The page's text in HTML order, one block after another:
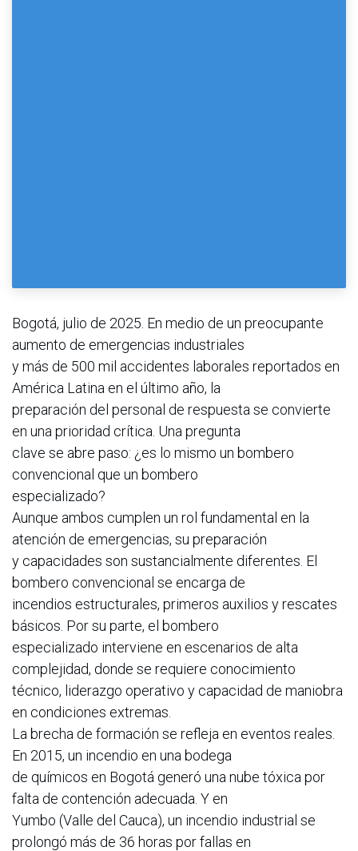
Bogotá, julio de 2025. En medio de un preocupante
aumento de emergencias industriales
y más de 500 mil accidentes laborales reportados en
América Latina en el último año, la
preparación del personal de respuesta se convierte
en una prioridad crítica. Una pregunta
clave se abre paso: ¿es lo mismo un bombero
convencional que un bombero
especializado?
Aunque ambos cumplen un rol fundamental en la
atención de emergencias, su preparación
y capacidades son sustancialmente diferentes. El
bombero convencional se encarga de
incendios estructurales, primeros auxilios y rescates
básicos. Por su parte, el bombero
especializado interviene en escenarios de alta
complejidad, donde se requiere conocimiento
técnico, liderazgo operativo y capacidad de maniobra
en condiciones extremas.
La brecha de formación se refleja en eventos reales.
En 2015, un incendio en una bodega
de químicos en Bogotá generó una nube tóxica por
falta de contención adecuada. Y en
Yumbo (Valle del Cauca), un incendio industrial se
prolongó más de 36 horas por fallas en